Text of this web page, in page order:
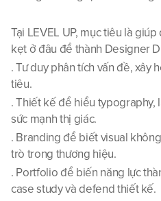
Tại LEVEL UP, mục tiêu là
kẹt ở đâu để thành Designer
. Tư duy phân tích vấn đề, xây
tiêu.
. Thiết kế để hiểu typography,
sức mạnh thị giác.
. Branding để biết visual
trò trong thương hiệu.
. Portfolio để biến năng lực
case study và defend thiết kế.